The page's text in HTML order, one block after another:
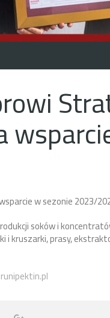
w sezonie 2023/
soków i
i kruszarki, prasy,